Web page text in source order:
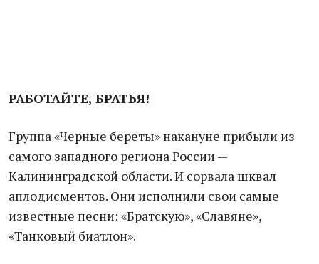
РАБОТАЙТЕ, БРАТЬЯ!
Группа «Черные береты» накануне прибыли из
самого западного региона России —
Калининградской области. И сорвала шквал
аплодисментов. Они исполнили свои самые
известные песни: «Братскую», «Славяне»,
«Танковый биатлон».